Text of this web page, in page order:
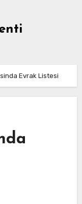
Evrak Listesi